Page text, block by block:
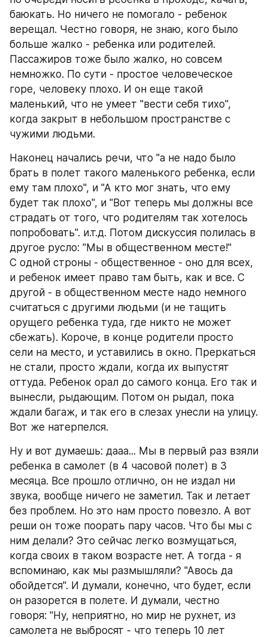
баюкать. Но ничего не помогало - ребенок
верещал. Честно говоря, не знаю, кого было
больше жалко - ребенка или родителей.
Пассажиров тоже было жалко, но совсем
немножко. По сути - простое человеческое
горе, человеку плохо. И он еще такой
маленький, что не умеет "вести себя тихо",
когда закрыт в небольшом пространстве с
чужими людьми.
Наконец начались речи, что "а не надо было
брать в полет такого маленького ребенка, если
ему там плохо", и "А кто мог знать, что ему
будет так плохо", и "Вот теперь мы должны все
страдать от того, что родителям так хотелось
попробовать". и.т.д. Потом дискуссия полилась в
другое русло: "Мы в общественном месте!"
С одной строны - общественное - оно для всех,
и ребенок имеет право там быть, как и все. С
другой - в общественном месте надо немного
считаться с другими людьми (и не тащить
орущего ребенка туда, где никто не может
сбежать). Короче, в конце родители просто
сели на место, и уставились в окно. Преркаться
не стали, просто ждали, когда их выпустят
оттуда. Ребенок орал до самого конца. Его так и
вынесли, рыдающим. Потом он рыдал, пока
ждали багаж, и так его в слезах унесли на улицу.
Вот же натерпелся.
Ну и вот думаешь: дааа... Мы в первый раз взяли
ребенка в самолет (в 4 часовой полет) в 3
месяца. Все прошло отлично, он не издал ни
звука, вообще ничего не заметил. Так и летает
без проблем. Но это нам просто повезло. А вот
реши он тоже поорать пару часов. Что бы мы с
ним делали? Это сейчас легко возмущаться,
когда своих в таком возрасте нет. А тогда - я
вспоминаю, как мы размышляли? "Авось да
обойдется". И думали, конечно, что будет, если
он разорется в полете. И думали, честно
говоря: "Ну, неприятно, но мир не рухнет, из
самолета не выбросят - что теперь 10 лет